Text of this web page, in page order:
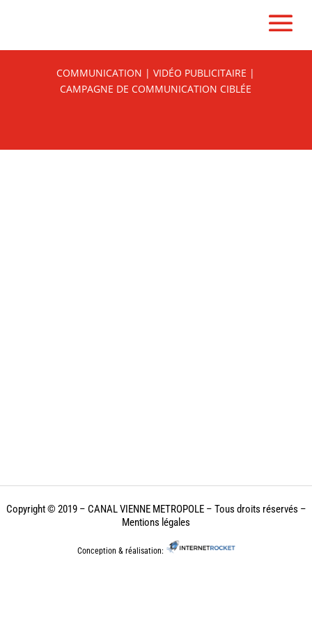
COMMUNICATION | VIDÉO PUBLICITAIRE |
CAMPAGNE DE COMMUNICATION CIBLÉE
Copyright © 2019 – CANAL VIENNE METROPOLE – Tous droits réservés –
Mentions légales
Conception & réalisation: